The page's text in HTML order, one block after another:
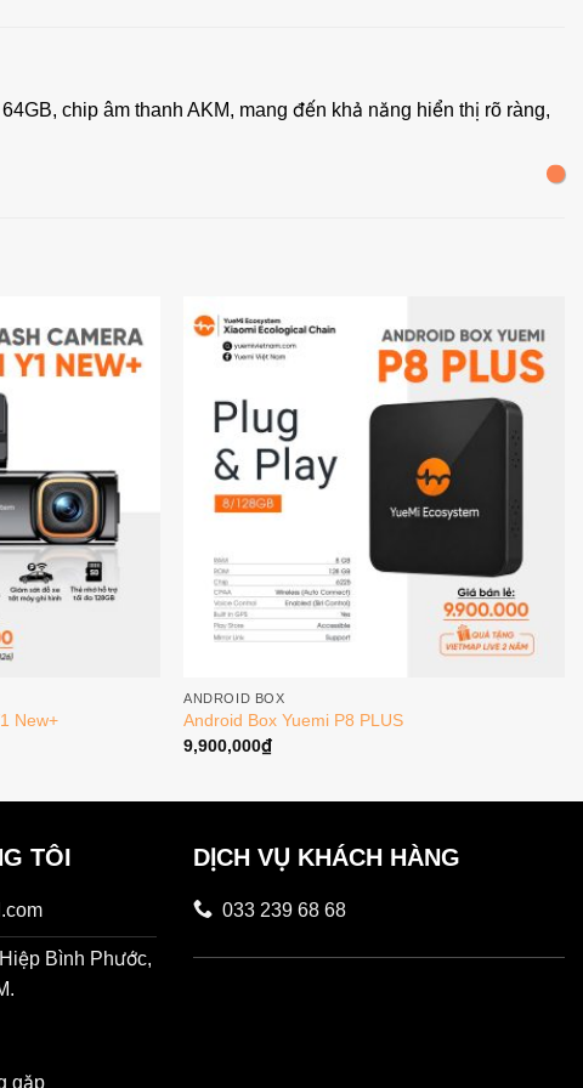
chip âm thanh AKM, mang đến khả năng hiển thị rõ ràng,
New+
ANDROID BOX
Android Box Yuemi P8 PLUS
9,900,000₫
TÔI
Bình Phước,
gặp
DỊCH VỤ KHÁCH HÀNG
033 239 68 68